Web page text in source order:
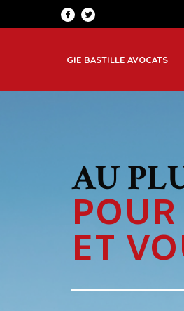
GIE BASTILLE AVOCATS
ET